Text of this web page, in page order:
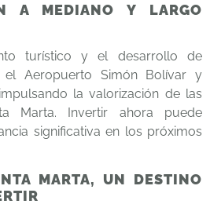
A MEDIANO Y LARGO
turístico y el desarrollo de
el Aeropuerto Simón Bolívar y
la valorización de las
Marta. Invertir ahora puede
significativa en los próximos
MARTA, UN DESTINO